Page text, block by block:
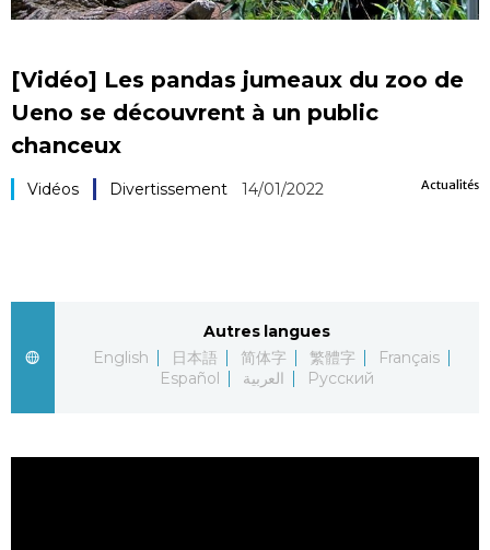
Économie
Société
[Vidéo] Les pandas jumeaux du zoo de
Ueno se découvrent à un public
chanceux
Actualités
Vidéos Divertissement 14/01/2022
Autres langues
English
日本語 简体字 繁體字
Français
Español
العربية Русский